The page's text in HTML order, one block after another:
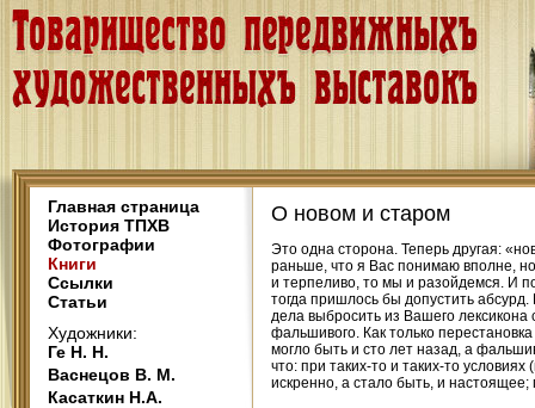
Главная страница
История ТПХВ
Фотографии
Книги
Ссылки
Статьи
Художники:
Ге Н. Н.
Васнецов В. М.
Касаткин Н.А.
О новом и старом
Это одна сторона. Теперь другая:
раньше, что я Вас понимаю вполне,
и терпеливо, то мы и разойдемся. И
тогда пришлось бы допустить
дела выбросить из Вашего лексикона
фальшивого. Как только
могло быть и сто лет назад, а
что: при таких-то и таких-то
искренно, а стало быть, и